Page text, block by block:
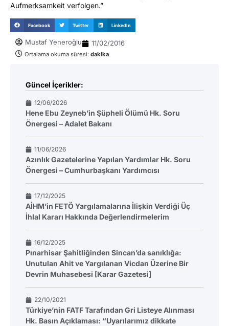
Aufmerksamkeit verfolgen.”
Facebook Twitter LinkedIn
Mustaf Yeneroğlu 11/02/2016
Ortalama okuma süresi: dakika
Güncel İçerikler:
12/06/2026
Hene Ebu Zeyneb’in Şüpheli Ölümü Hk. Soru
Önergesi – Adalet Bakanı
11/06/2026
Azınlık Gazetelerine Yapılan Yardımlar Hk. Soru
Önergesi – Cumhurbaşkanı Yardımcısı
17/12/2025
AİHM’in FETÖ Yargılamalarına İlişkin Verdiği Üç
İhlal Kararı Hakkında Değerlendirmelerim
16/12/2025
Pınarhisar Şahitliğinden Sincan’da sanıklığa:
Unutulan Ahit ve Yargılanan Vicdan Üzerine Bir
Devrin Muhasebesi [Karar Gazetesi]
22/10/2021
Türkiye’nin FATF Tarafından Gri Listeye Alınması
Hk. Basın Açıklaması: “Uyarılarımız dikkate